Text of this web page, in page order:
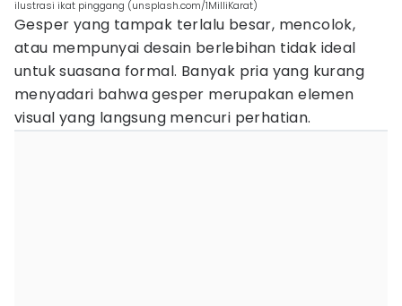
ilustrasi ikat pinggang (unsplash.com/1MilliKarat)
Gesper yang tampak terlalu besar, mencolok,
atau mempunyai desain berlebihan tidak ideal
untuk suasana formal. Banyak pria yang kurang
menyadari bahwa gesper merupakan elemen
visual yang langsung mencuri perhatian.